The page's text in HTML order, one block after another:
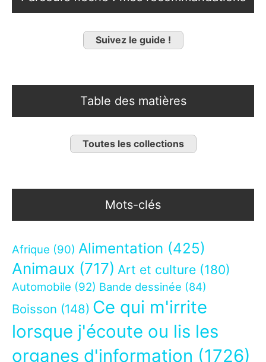
Suivez le guide !
Table des matières
Toutes les collections
Mots-clés
Afrique (90) Alimentation (425)
Animaux (717) Art et culture (180)
Automobile (92) Bande dessinée (84)
Boisson (148) Ce qui m'irrite
lorsque j'écoute ou lis les
organes d'information (1726)